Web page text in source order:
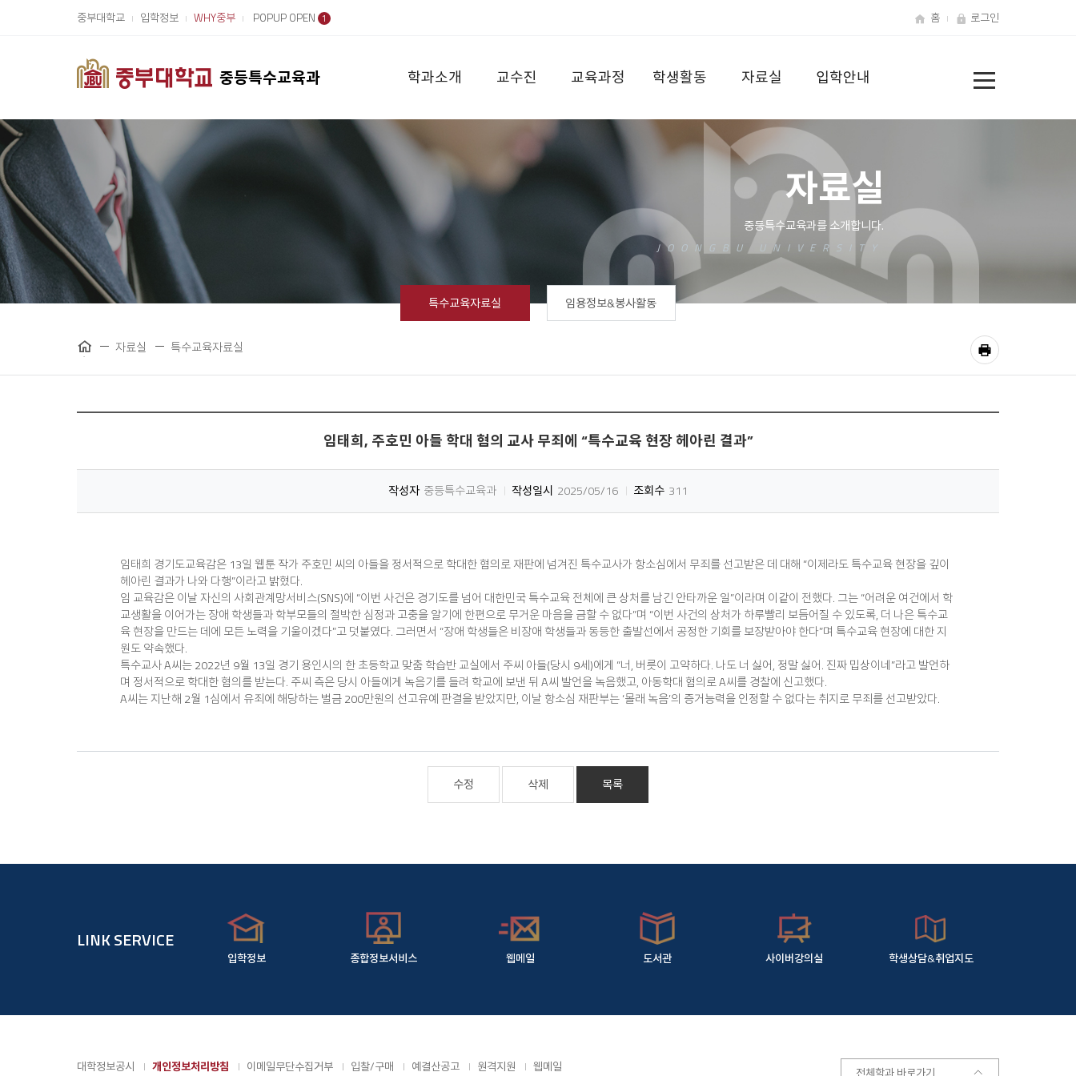
중등특수교육과
뉴
중부대학교 입학정보 WHY중부 POPUP OPEN 1 홈 로그인
학과소개 교수진 교육과정 학생활동 자료실 입학안내
자료실
특수교육자료실 임용정보&봉사활동
홈
자료실 특수교육자료실
공
유
기
프
임태희, 주호민 아들 학대 혐의 교사 무죄에 “특수교육 현장 헤아린 결과”
작성자 중등특수교육과 작성일시 2025/05/16 조회수 311
임태희 경기도교육감은 13일 웹툰 작가 주호민 씨의 아들을 정서적으로 학대한 혐의로 재판에 넘겨진 특수교사가 항소심에서 무죄를 선고받은 데 대해 “이제라도 특수교육 현장을 깊이
헤아린 결과가 나와 다행”이라고 밝혔다.
임 교육감은 이날 자신의 사회관계망서비스(SNS)에 “이번 사건은 경기도를 넘어 대한민국 특수교육 전체에 큰 상처를 남긴 안타까운 일”이라며 이같이 전했다. 그는 “어려운 여건에서 학
교생활을 이어가는 장애 학생들과 학부모들의 절박한 심정과 고충을 알기에 한편으로 무거운 마음을 금할 수 없다”며 “이번 사건의 상처가 하루빨리 보듬어질 수 있도록, 더 나은 특수교
육 현장을 만드는 데에 모든 노력을 기울이겠다”고 덧붙였다. 그러면서 “장애 학생들은 비장애 학생들과 동등한 출발선에서 공정한 기회를 보장받아야 한다”며 특수교육 현장에 대한 지
원도 약속했다.
특수교사 A씨는 2022년 9월 13일 경기 용인시의 한 초등학교 맞춤 학습반 교실에서 주씨 아들(당시 9세)에게 “너, 버릇이 고약하다. 나도 너 싫어, 정말 싫어. 진짜 밉상이네”라고 발언하
며 정서적으로 학대한 혐의를 받는다. 주씨 측은 당시 아들에게 녹음기를 들려 학교에 보낸 뒤 A씨 발언을 녹음했고, 아동학대 혐의로 A씨를 경찰에 신고했다.
A씨는 지난해 2월 1심에서 유죄에 해당하는 벌금 200만원의 선고유예 판결을 받았지만, 이날 항소심 재판부는 ‘몰래 녹음’의 증거능력을 인정할 수 없다는 취지로 무죄를 선고받았다.
수정 삭제 목록
LINK SERVICE
입학정보 종합정보서비스 웹메일 도서관 사이버강의실 학생상담&취업지도
대학정보공시 개인정보처리방침 이메일무단수집거부 입찰/구매 예결산공고 원격지원 웹메일